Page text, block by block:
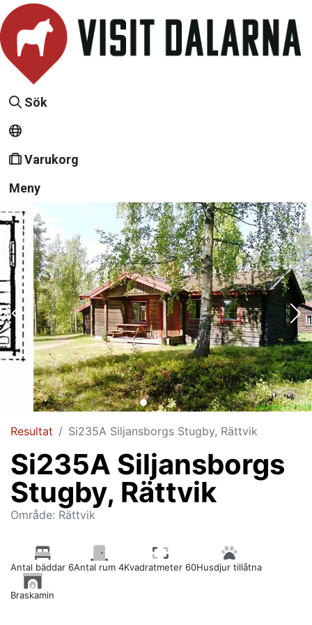
Sök
Varukorg
Meny
Resultat Si235A Siljansborgs Stugby, Rättvik
Si235A Siljansborgs
Stugby, Rättvik
Område: Rättvik
Antal bäddar 6Antal rum 4Kvadratmeter 60Husdjur tillåtna
Braskamin